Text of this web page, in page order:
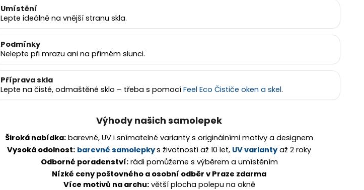
Umístění
Lepte ideálně na vnější stranu skla.
Podmínky
Nelepte při mrazu ani na přímém slunci.
Příprava skla
Lepte na čisté, odmaštěné sklo – třeba s pomocí Feel Eco Čističe oken a skel.
Výhody našich samolepek
Široká nabídka: barevné, UV i snímatelné varianty s originálními motivy a designem
Vysoká odolnost: barevné samolepkys životností až 10 let, UV varianty až 2 roky
Odborné poradenství:rádi pomůžeme s výběrem a umístěním
Nízké ceny poštovného a osobní odběr v Praze zdarma
Více motivů na archu:větší plocha polepu na okně